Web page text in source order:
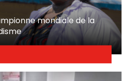
mondiale de la